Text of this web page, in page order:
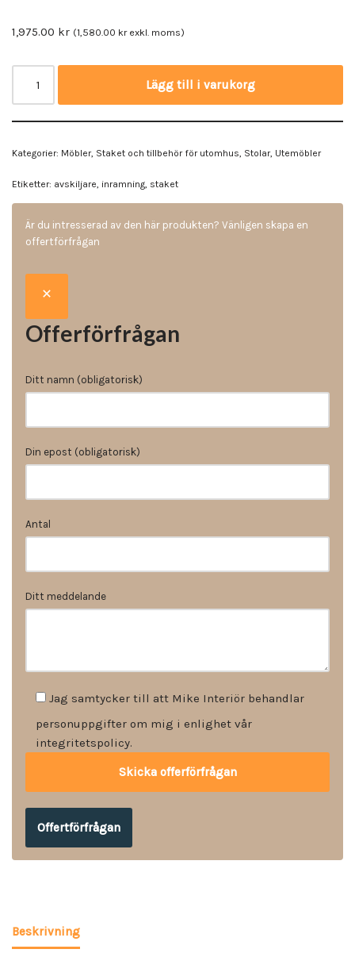
1,975.00 kr (1,580.00 krexkl. moms)
Lägg till i varukorg
Kategorier: Möbler, Staket och tillbehör för utomhus, Stolar, Utemöbler
Etiketter: avskiljare, inramning, staket
Är du intresserad av den här produkten? Vänligen skapa en
offertförfrågan
Offerförfrågan
Ditt namn (obligatorisk)
Din epost (obligatorisk)
Antal
Ditt meddelande
Jag samtycker till att Mike Interiör behandlar
personuppgifter om mig i enlighet vår
integritetspolicy.
Offertförfrågan
Beskrivning